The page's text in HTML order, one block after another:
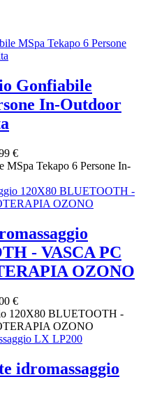
Gonfiabile
In-Outdoor
€
MSpa Tekapo 6 Persone In-
- VASCA PC
OZONO
€
120X80 BLUETOOTH -
OZONO
idromassaggio